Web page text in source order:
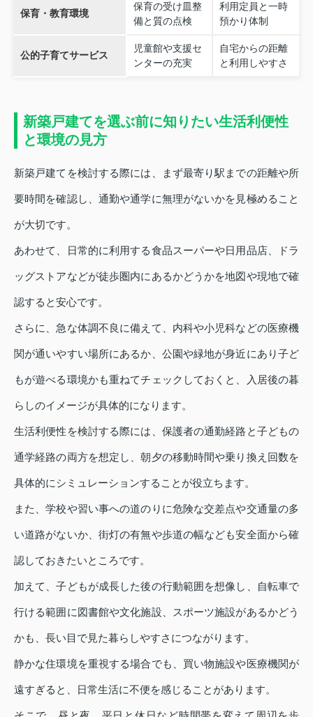
保育・教育環境
保育の受け皿整
備と質の点検
利用定員と一時
預かり体制
公的子育てサービス
児童館や支援セ
ンターの充実
自宅からの距離
と利用しやすさ
新築戸建てを選ぶ前に知りたい生活利便性
と環境の見方
新築戸建てを検討する際には、まず最寄り駅までの距離や所
要時間を確認し、通勤や通学に無理がないかを見極めること
が大切です。
あわせて、日常的に利用する食品スーパーや日用品店、ドラ
ッグストアなどが徒歩圏内にあるかどうかを地図や現地で確
認すると安心です。
さらに、急な体調不良に備えて、内科や小児科などの医療機
関が通いやすい場所にあるか、公園や緑地が身近にあり子ど
もが遊べる環境かも重ねてチェックしておくと、入居後の暮
らしのイメージが具体的になります。
生活利便性を検討する際には、保護者の通勤経路と子どもの
通学経路の両方を想定し、朝夕の移動時間や乗り換え回数を
具体的にシミュレーションすることが役立ちます。
また、学校や習い事への道のりに危険な交差点や交通量の多
い道路がないか、街灯の有無や歩道の幅なども安全面から確
認しておきたいところです。
加えて、子どもが成長した後の行動範囲を想像し、自転車で
行ける範囲に図書館や文化施設、スポーツ施設があるかどう
かも、長い目で見た暮らしやすさにつながります。
静かな住環境を重視する場合でも、買い物施設や医療機関が
遠すぎると、日常生活に不便を感じることがあります。